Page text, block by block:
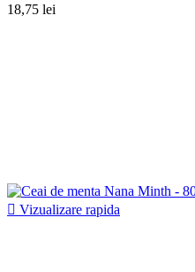
18,75 lei
 Vizualizare rapida